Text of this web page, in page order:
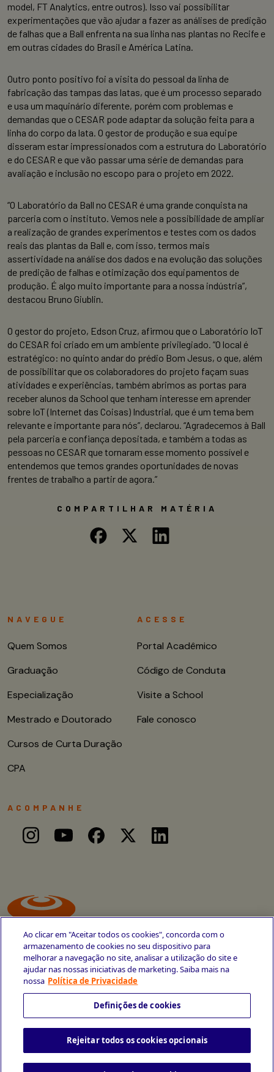
model, FT Analytics, entre outros). Isso vai possibilitar
experimentações que vão ajudar a fazer as análises de predição
de falhas que a Ball enfrenta na sua linha nas plantas no Recife e
em outras cidades do Brasil e América Latina.
Outro ponto positivo foi a visita do pessoal da linha de
fabricação das tampas das latas, que é um processo separado
e usa um maquinário diferente, porém com problemas e
demandas que o CESAR pode adaptar da solução feita para a
linha do corpo da lata. O gestor de produção e sua equipe
disseram estar impressionados com a estrutura do Laboratório
e do CESAR e que vão passar uma série de demandas para
avaliação e inclusão no escopo para o projeto em 2022.
“O Laboratório da Ball no CESAR é uma grande conquista na
parceria com o instituto. Vemos nele a possibilidade de ampliar
a realização de grandes experimentos e testes com os dados
reais das plantas da Ball e, com isso, termos mais
assertividade na análise dos dados e na evolução das soluções
de predição de falhas e otimização dos equipamentos de
produção. É algo muito importante para a nossa indústria”,
destacou Bruno Giublin.
O gestor do projeto, Edson Cruz, afirmou que o Laboratório IoT
do CESAR foi criado em um ambiente privilegiado. “O local é
estratégico: no quinto andar do prédio Bom Jesus, o que, além
de possibilitar que os colaboradores do projeto façam suas
atividades e experiências, também abrimos as portas para
receber alunos da School que tenham interesse em aprender
sobre IoT (Internet das Coisas) Industrial, que é um tema bem
relevante e importante para nós”, declarou. “Agradecemos à Ball
pela parceria e confiança depositada, e também a todas as
pessoas no CESAR que tornaram esse momento possível e
entendemos que temos grandes oportunidades de novas
frentes de trabalho a partir de agora.”
COMPARTILHAR MATÉRIA
Avenida Cais do Apolo, 77
+55 81 3419-6700
Política de Privacidade Portal da Privacidade
NAVEGUE
Quem Somos
Graduação
Especialização
Mestrado e Doutorado
Cursos de Curta Duração
CPA
ACESSE
Portal Acadêmico
Código de Conduta
Visite a School
Fale conosco
ACOMPANHE
Ao clicar em "Aceitar todos os cookies", concorda com o
armazenamento de cookies no seu dispositivo para
melhorar a navegação no site, analisar a utilização do site e
ajudar nas nossas iniciativas de marketing. Saiba mais na
nossa Política de Privacidade
Definições de cookies
Rejeitar todos os cookies opcionais